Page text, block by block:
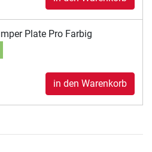
Plate Pro Farbig
in den Warenkorb